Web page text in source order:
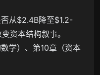
从$2.4B降至$1.2-
资本结构叙事。
学）、第10章（资本